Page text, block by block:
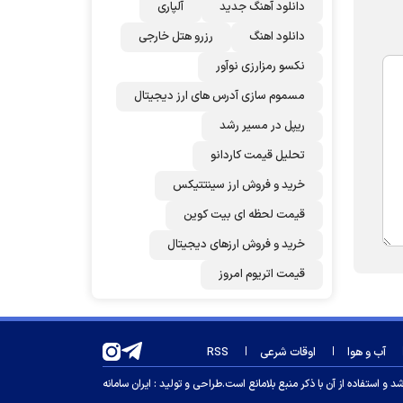
دانلود آهنگ جدید
آلپاری
دانلود اهنگ
رزرو هتل خارجی
نکسو رمزارزی نوآور
مسموم سازی آدرس های ارز دیجیتال
ریپل در مسیر رشد
تحلیل قیمت کاردانو
خرید و فروش ارز سینتتیکس
قیمت لحظه ای بیت کوین
خرید و فروش ارزهای دیجیتال
قیمت اتریوم امروز
آب و هوا اوقات شرعی RSS
استفاده از آن با ذکر منبع بلامانع است.طراحی و تولید : ایران سامانه